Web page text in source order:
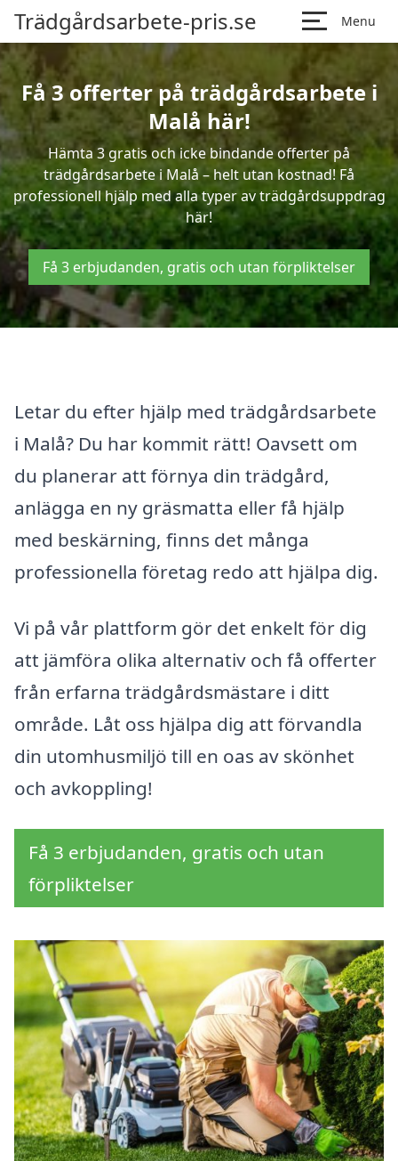
Trädgårdsarbete-pris.se Menu
Få 3 offerter på trädgårdsarbete i
Malå här!
Hämta 3 gratis och icke bindande offerter på
trädgårdsarbete i Malå – helt utan kostnad! Få
professionell hjälp med alla typer av trädgårdsuppdrag
här!
Få 3 erbjudanden, gratis och utan förpliktelser
Letar du efter hjälp med trädgårdsarbete
i Malå? Du har kommit rätt! Oavsett om
du planerar att förnya din trädgård,
anlägga en ny gräsmatta eller få hjälp
med beskärning, finns det många
professionella företag redo att hjälpa dig.
Vi på vår plattform gör det enkelt för dig
att jämföra olika alternativ och få offerter
från erfarna trädgårdsmästare i ditt
område. Låt oss hjälpa dig att förvandla
din utomhusmiljö till en oas av skönhet
och avkoppling!
Få 3 erbjudanden, gratis och utan
förpliktelser